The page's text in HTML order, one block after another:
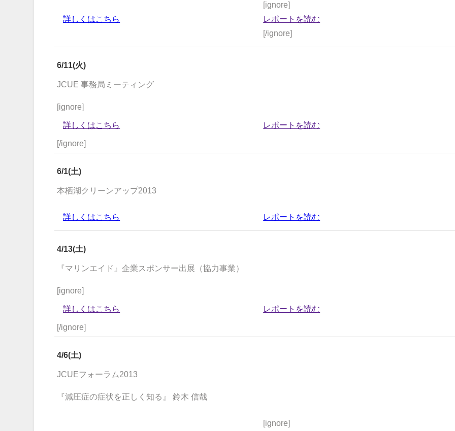
詳しくはこちら
[ignore]
レポートを読む
[/ignore]
6/11(火)
JCUE 事務局ミーティング
[ignore]
詳しくはこちら レポートを読む
[/ignore]
6/1(土)
本栖湖クリーンアップ2013
詳しくはこちら レポートを読む
4/13(土)
『マリンエイド』企業スポンサー出展（協力事業）
[ignore]
詳しくはこちら レポートを読む
[/ignore]
4/6(土)
JCUEフォーラム2013
『減圧症の症状を正しく知る』 鈴木 信哉
[ignore]